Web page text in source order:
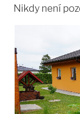
Nikdy není